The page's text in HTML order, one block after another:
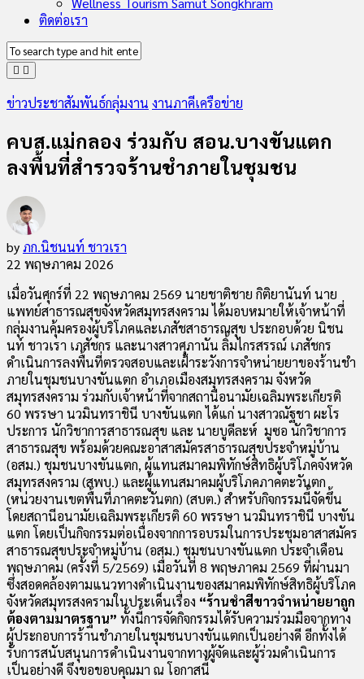
ติดต่อเรา
ข่าวประชาสัมพันธ์กลุ่มงาน งานภาคีเครือข่าย
คบส.แม่กลอง ร่วมกับ สอน.บางขันแตก
ลงพื้นที่สำรวจร้านชำภายในชุมชน
byภก.นิชนนท์ ชาวเรา
22 พฤษภาคม 2026
เมื่อวันศุกร์ที่ 22 พฤษภาคม 2569 นายชาติชาย กิติยานันท์ นาย
แพทย์สาธารณสุขจังหวัดสมุทรสงคราม ได้มอบหมายให้เจ้าหน้าที่
กลุ่มงานคุ้มครองผู้บริโภคและเภสัชสาธารณสุข ประกอบด้วย นิชน
นท์ ชาวเรา เภสัชกร และนางสาวศุภานัน ลิ้มไกรสรรณ์ เภสัชกร
ดำเนินการลงพื้นที่ตรวจสอบและเฝ้าระวังการจำหน่ายยาของร้านชำ
ภายในชุมชนบางขันแตก อำเภอเมืองสมุทรสงคราม จังหวัด
สมุทรสงคราม ร่วมกับเจ้าหน้าที่จากสถานีอนามัยเฉลิมพระเกียรติ
60 พรรษา นวมินทราชินี บางขันแตก ได้แก่ นางสาวณัฐชา ผะโร
ประการ นักวิชาการสาธารณสุข และ นายบูดีละห์ มูซอ นักวิชาการ
สาธารณสุข พร้อมด้วยคณะอาสาสมัครสาธารณสุขประจำหมู่บ้าน
(อสม.) ชุมชนบางขันแตก, ผู้แทนสมาคมพิทักษ์สิทธิผู้บริโภคจังหวัด
สมุทรสงคราม (สพบ.) และผู้แทนสมาคมผู้บริโภคภาคตะวันตก
(หน่วยงานเขตพื้นที่ภาคตะวันตก) (สบต.) สำหรับกิจกรรมนี้จัดขึ้น
โดยสถานีอนามัยเฉลิมพระเกียรติ 60 พรรษา นวมินทราชินี บางขัน
แตก โดยเป็นกิจกรรมต่อเนื่องจากการอบรมในการประชุมอาสาสมัคร
สาธารณสุขประจำหมู่บ้าน (อสม.) ชุมชนบางขันแตก ประจำเดือน
พฤษภาคม (ครั้งที่ 5/2569) เมื่อวันที่ 8 พฤษภาคม 2569 ที่ผ่านมา
ซึ่งสอดคล้องตามแนวทางดำเนินงานของสมาคมพิทักษ์สิทธิผู้บริโภค
จังหวัดสมุทรสงครามในประเด็นเรื่อง “ร้านชำสีขาวจำหน่ายยาถูก
ต้องตามมาตรฐาน” ทั้งนี้การจัดกิจกรรมได้รับความร่วมมือจากทาง
ผู้ประกอบการร้านชำภายในชุมชนบางขันแตกเป็นอย่างดี อีกทั้งได้
รับการสนับสนุนการดำเนินงานจากทางผู้จัดและผู้ร่วมดำเนินการ
เป็นอย่างดี จึงขอขอบคุณมา ณ โอกาสนี้